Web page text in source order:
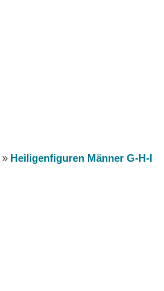
» Heiligenfiguren Männer G-H-I